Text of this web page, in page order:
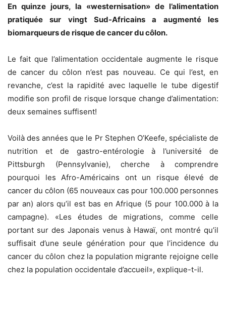
En quinze jours, la «westernisation» de l’alimentation
pratiquée sur vingt Sud-Africains a augmenté les
biomarqueurs de risque de cancer du côlon.
Le fait que l’alimentation occidentale augmente le risque
de cancer du côlon n’est pas nouveau. Ce qui l’est, en
revanche, c’est la rapidité avec laquelle le tube digestif
modifie son profil de risque lorsque change d’alimentation:
deux semaines suffisent!
Voilà des années que le Pr Stephen O’Keefe, spécialiste de
nutrition et de gastro-entérologie à l’université de
Pittsburgh (Pennsylvanie), cherche à comprendre
pourquoi les Afro-Américains ont un risque élevé de
cancer du côlon (65 nouveaux cas pour 100.000 personnes
par an) alors qu’il est bas en Afrique (5 pour 100.000 à la
campagne). «Les études de migrations, comme celle
portant sur des Japonais venus à Hawaï, ont montré qu’il
suffisait d’une seule génération pour que l’incidence du
cancer du côlon chez la population migrante rejoigne celle
chez la population occidentale d’accueil», explique-t-il.